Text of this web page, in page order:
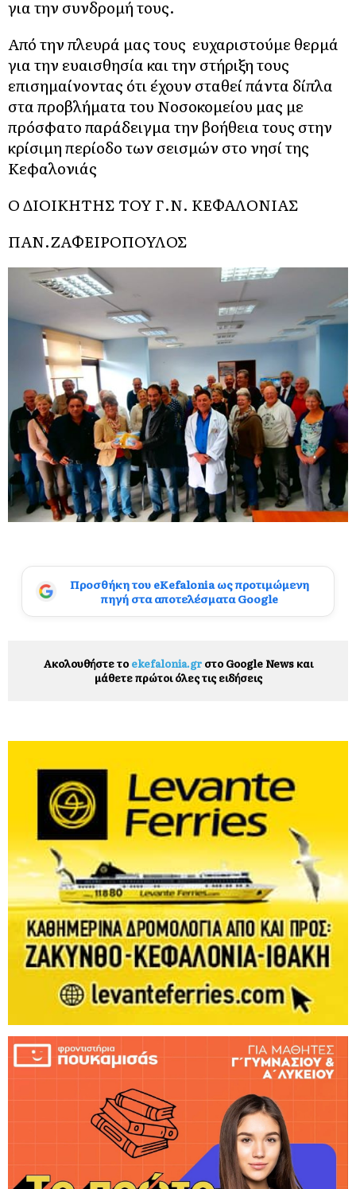
για την συνδρομή τους.
Από την πλευρά μας τους ευχαριστούμε θερμά
για την ευαισθησία και την στήριξη τους
επισημαίνοντας ότι έχουν σταθεί πάντα δίπλα
στα προβλήματα του Νοσοκομείου μας με
πρόσφατο παράδειγμα την βοήθεια τους στην
κρίσιμη περίοδο των σεισμών στο νησί της
Κεφαλονιάς
Ο ΔΙΟΙΚΗΤΗΣ ΤΟΥ Γ.Ν. ΚΕΦΑΛΟΝΙΑΣ
ΠΑΝ.ΖΑΦΕΙΡΟΠΟΥΛΟΣ
Προσθήκη του eKefalonia ως προτιμώμενη
πηγή στα αποτελέσματα Google
Ακολουθήστε το ekefalonia.grστο Google News και
μάθετε πρώτοι όλες τις ειδήσεις